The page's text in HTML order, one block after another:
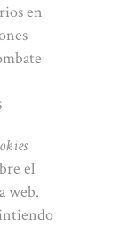
en
el
web.